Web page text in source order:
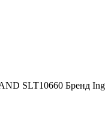
SLT10660 Бренд